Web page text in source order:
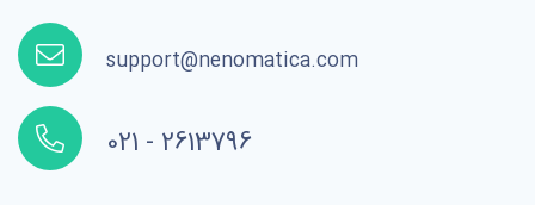
support@nenomatica.com
021 - 2613796